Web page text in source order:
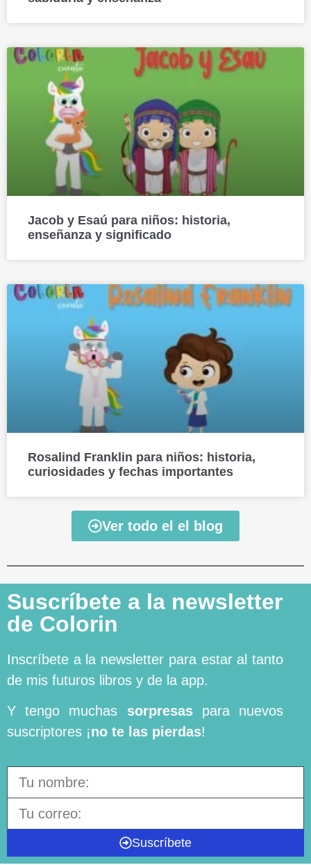
Jacob y Esaú para niños: historia,
enseñanza y significado
Rosalind Franklin para niños: historia,
curiosidades y fechas importantes
Ver todo el el blog
Suscríbete a la newsletter
de Colorin
Inscríbete a la newsletter para estar al tanto
de mis futuros libros y de la app.
Y tengo muchas sorpresaspara nuevos
suscriptores ¡no te las pierdas!
Suscríbete